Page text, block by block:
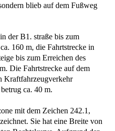
blieb auf dem Fußweg
der B1. straße bis zum
160 m, die Fahrtstrecke in
bis zum Erreichen des
Die Fahrtstrecke auf dem
Kraftfahrzeugverkehr
ca. 40 m.
mit dem Zeichen 242.1,
Sie hat eine Breite von